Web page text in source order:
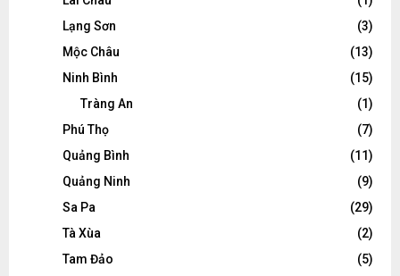
Lạng Sơn
(3)
Mộc Châu
(13)
Ninh Bình
(15)
Tràng An
(1)
Phú Thọ
(7)
Quảng Bình
(11)
Quảng Ninh
(9)
Sa Pa
(29)
Tà Xùa
(2)
Tam Đảo
(5)